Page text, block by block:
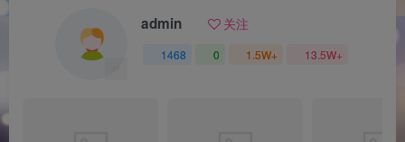
admin 关注
1468 0 1.5W+ 13.5W+